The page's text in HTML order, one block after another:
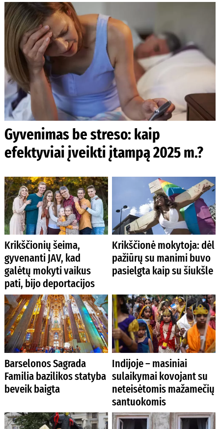
Gyvenimas be streso: kaip
efektyviai įveikti įtampą 2025 m.?
Krikščionių šeima,
gyvenanti JAV, kad
galėtų mokyti vaikus
pati, bijo deportacijos
Krikščionė mokytoja: dėl
pažiūrų su manimi buvo
pasielgta kaip su šiukšle
Barselonos Sagrada
Familia bazilikos statyba
beveik baigta
Indijoje – masiniai
sulaikymai kovojant su
neteisėtomis mažamečių
santuokomis